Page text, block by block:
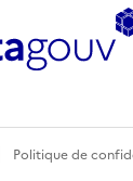
Politique de